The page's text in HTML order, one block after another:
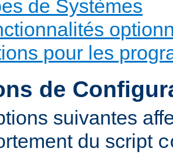
de Systèmes
pour les
de
suivantes
du script